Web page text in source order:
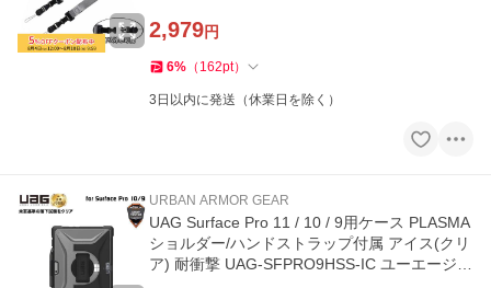
2,979円
6% （ 162pt）
3日以内に発送（休業日を除く）
URBAN ARMOR GEAR
UAG Surface Pro 11 / 10 / 9用ケース PLASMA
ショルダー/ハンドストラップ付属 アイス(クリ
ア) 耐衝撃 UAG-SFPRO9HSS-IC ユーエージー